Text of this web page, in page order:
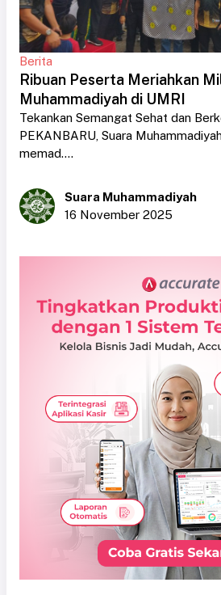
Berita
Ribuan Peserta Meriahkan
Muhammadiyah di UMRI
Tekankan Semangat Sehat dan
PEKANBARU, Suara
memad....
Suara Muhammadiyah
16 November 2025